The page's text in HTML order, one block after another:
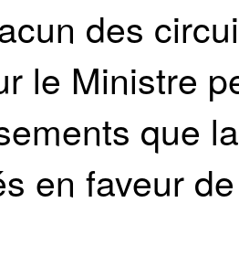
des
le Ministre
que
en faveur